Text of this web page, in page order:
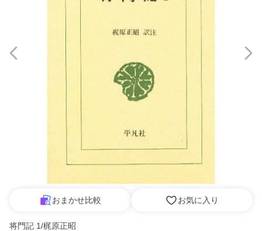
おまかせ比較 お気に入り
将門記 1/梶原正昭